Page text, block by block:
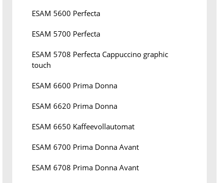
ESAM 5600 Perfecta
ESAM 5700 Perfecta
ESAM 5708 Perfecta Cappuccino graphic
touch
ESAM 6600 Prima Donna
ESAM 6620 Prima Donna
ESAM 6650 Kaffeevollautomat
ESAM 6700 Prima Donna Avant
ESAM 6708 Prima Donna Avant